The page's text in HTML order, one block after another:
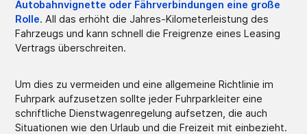
Autobahnvignette oder Fährverbindungen eine große
Rolle. All das erhöht die Jahres-Kilometerleistung des
Fahrzeugs und kann schnell die Freigrenze eines Leasing
Vertrags überschreiten.
Um dies zu vermeiden und eine allgemeine Richtlinie im
Fuhrpark aufzusetzen sollte jeder Fuhrparkleiter eine
schriftliche Dienstwagenregelung aufsetzen, die auch
Situationen wie den Urlaub und die Freizeit mit einbezieht.